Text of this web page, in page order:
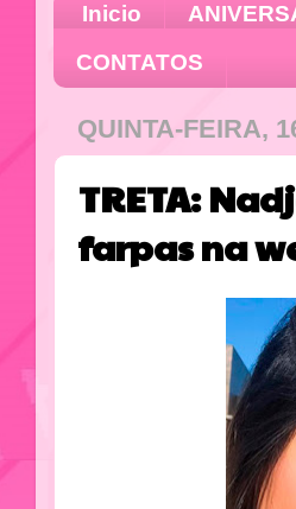
Inicio
CONTATOS
QUINTA-FEIRA,
TRETA:
farpas na